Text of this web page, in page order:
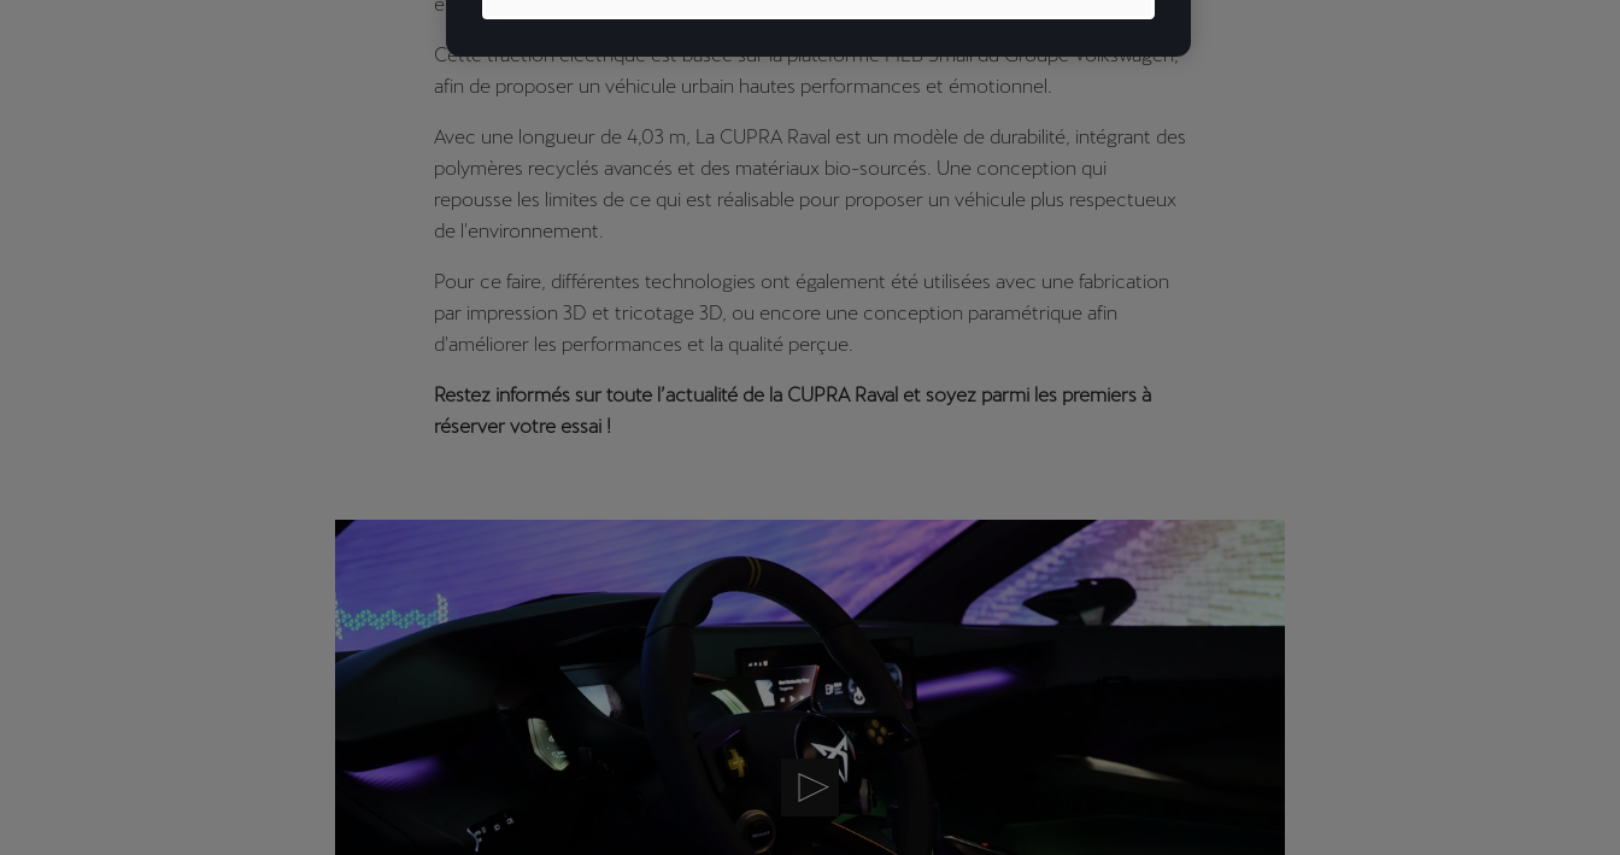
électrique plus rebelle.
Cette traction électrique est basée sur la plateforme MEB Small du Groupe Volkswagen,
afin de proposer un véhicule urbain hautes performances et émotionnel.
Avec une longueur de 4,03 m, La CUPRA Raval est un modèle de durabilité, intégrant des
polymères recyclés avancés et des matériaux bio-sourcés. Une conception qui
repousse les limites de ce qui est réalisable pour proposer un véhicule plus respectueux
de l'environnement.
Pour ce faire, différentes technologies ont également été utilisées avec une fabrication
par impression 3D et tricotage 3D, ou encore une conception paramétrique afin
d'améliorer les performances et la qualité perçue.
Restez informés sur toute l’actualité de la CUPRA Raval et soyez parmi les premiers à
réserver votre essai !